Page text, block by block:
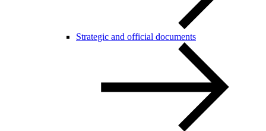
Strategic and official documents